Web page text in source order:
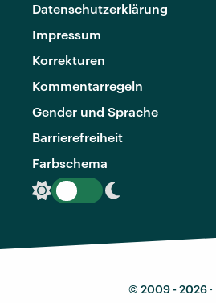
Datenschutzerklärung
Impressum
Korrekturen
Kommentarregeln
Gender und Sprache
Barrierefreiheit
Farbschema
© 2009 - 2026 ·